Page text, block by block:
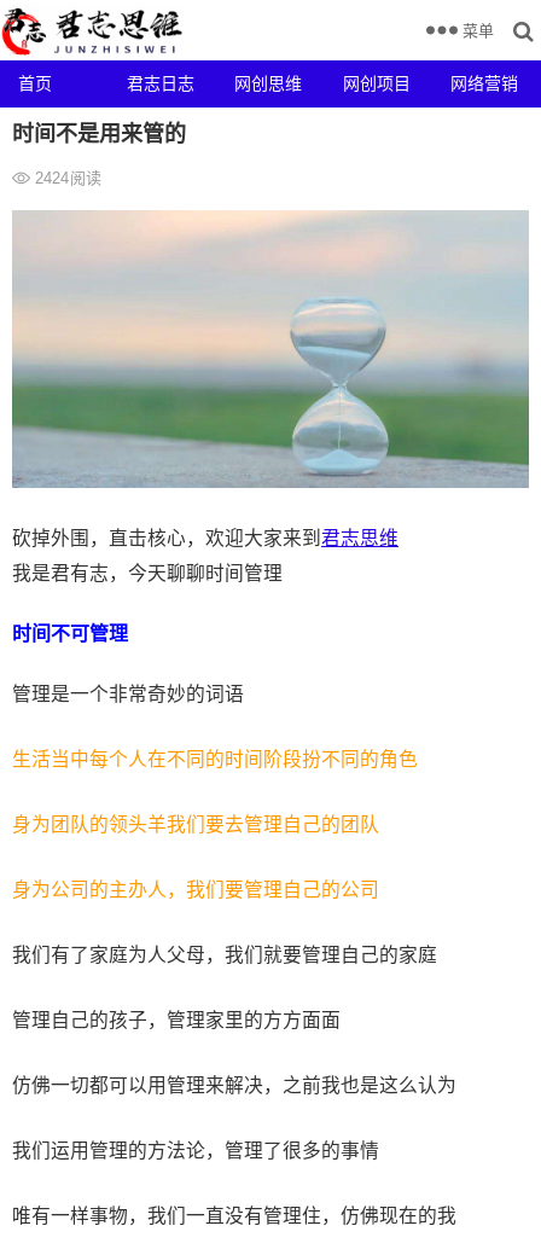
首页 君志日志 网创思维 网创项目 网络营销
菜单
时间不是用来管的
2424阅读
砍掉外围，直击核心，欢迎大家来到 君志思维
我是君有志，今天聊聊时间管理
时间不可管理
管理是一个非常奇妙的词语
生活当中每个人在不同的时间阶段扮不同的角色
身为团队的领头羊我们要去管理自己的团队
身为公司的主办人，我们要管理自己的公司
我们有了家庭为人父母，我们就要管理自己的家庭
管理自己的孩子，管理家里的方方面面
仿佛一切都可以用管理来解决，之前我也是这么认为
我们运用管理的方法论，管理了很多的事情
唯有一样事物，我们一直没有管理住，仿佛现在的我